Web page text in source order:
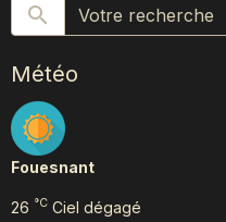
Météo
Fouesnant
26 °C Ciel dégagé